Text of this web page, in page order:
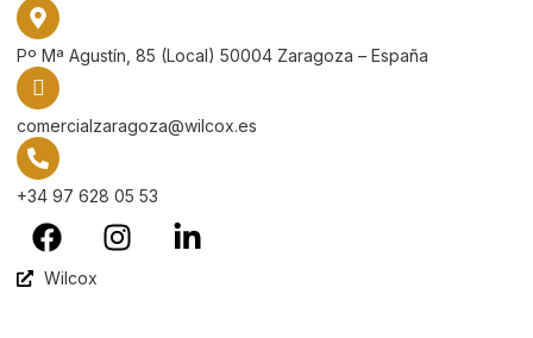
Pº Mª Agustín, 85 (Local) 50004 Zaragoza – España
comercialzaragoza@wilcox.es
+34 97 628 05 53
Wilcox